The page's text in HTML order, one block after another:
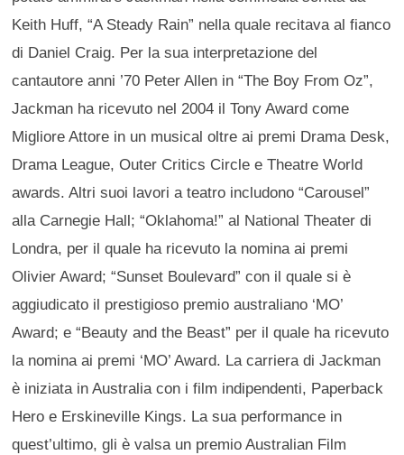
Keith Huff, “A Steady Rain” nella quale recitava al fianco
di Daniel Craig. Per la sua interpretazione del
cantautore anni ’70 Peter Allen in “The Boy From Oz”,
Jackman ha ricevuto nel 2004 il Tony Award come
Migliore Attore in un musical oltre ai premi Drama Desk,
Drama League, Outer Critics Circle e Theatre World
awards. Altri suoi lavori a teatro includono “Carousel”
alla Carnegie Hall; “Oklahoma!” al National Theater di
Londra, per il quale ha ricevuto la nomina ai premi
Olivier Award; “Sunset Boulevard” con il quale si è
aggiudicato il prestigioso premio australiano ‘MO’
Award; e “Beauty and the Beast” per il quale ha ricevuto
la nomina ai premi ‘MO’ Award. La carriera di Jackman
è iniziata in Australia con i film indipendenti, Paperback
Hero e Erskineville Kings. La sua performance in
quest’ultimo, gli è valsa un premio Australian Film